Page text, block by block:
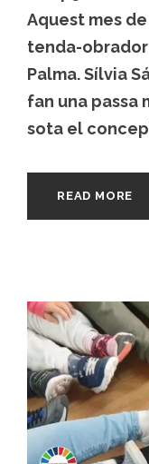
Aquest mes
tenda-
Palma. Sílvia
fan una passa
sota el
READ MORE